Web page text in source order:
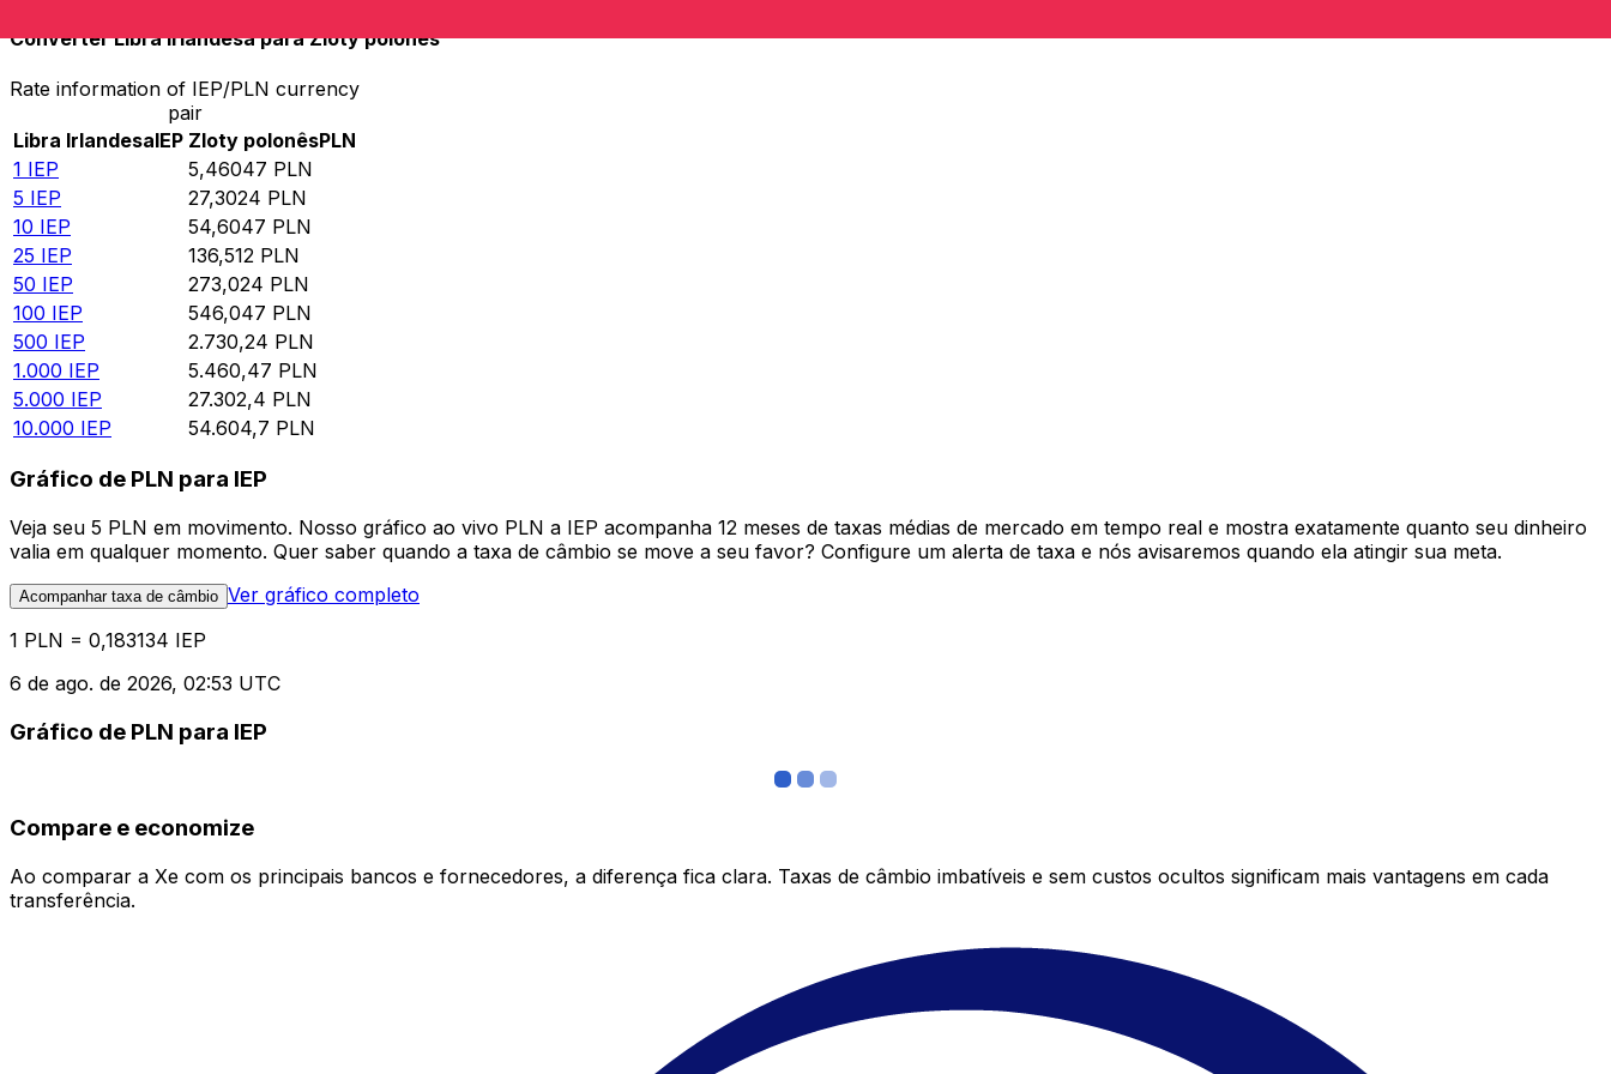
Converter Libra Irlandesa para Zloty polonês
Rate information of IEP/PLN currency
pair
Libra IrlandesaIEP Zloty polonêsPLN
1 IEP 5,46047 PLN
5 IEP 27,3024 PLN
10 IEP 54,6047 PLN
25 IEP 136,512 PLN
50 IEP 273,024 PLN
100 IEP 546,047 PLN
500 IEP 2.730,24 PLN
1.000 IEP 5.460,47 PLN
5.000 IEP 27.302,4 PLN
10.000 IEP 54.604,7 PLN
Gráfico de PLN para IEP
Veja seu 5 PLN em movimento. Nosso gráfico ao vivo PLN a IEP acompanha 12 meses de taxas médias de mercado em tempo real e mostra exatamente quanto seu dinheiro
valia em qualquer momento. Quer saber quando a taxa de câmbio se move a seu favor? Configure um alerta de taxa e nós avisaremos quando ela atingir sua meta.
Acompanhar taxa de câmbio Ver gráfico completo
1 PLN = 0,183134 IEP
6 de ago. de 2026, 02:53 UTC
Gráfico de PLN para IEP
Compare e economize
Ao comparar a Xe com os principais bancos e fornecedores, a diferença fica clara. Taxas de câmbio imbatíveis e sem custos ocultos significam mais vantagens em cada
transferência.